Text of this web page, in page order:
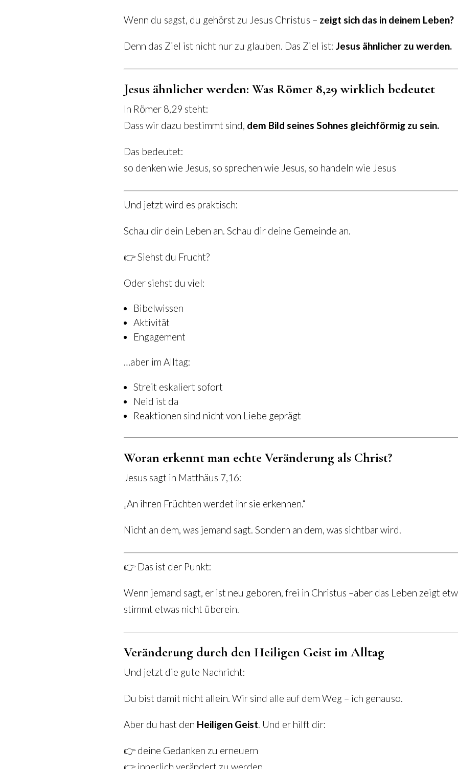
Wenn du sagst, du gehörst zu Jesus Christus – zeigt sich das in deinem Leben?
Denn das Ziel ist nicht nur zu glauben. Das Ziel ist: Jesus ähnlicher zu werden.
Jesus ähnlicher werden: Was Römer 8,29 wirklich bedeutet
In Römer 8,29 steht:
Dass wir dazu bestimmt sind, dem Bild seines Sohnes gleichförmig zu sein.
Das bedeutet:
so denken wie Jesus, so sprechen wie Jesus, so handeln wie Jesus
Und jetzt wird es praktisch:
Schau dir dein Leben an. Schau dir deine Gemeinde an.
👉 Siehst du Frucht?
Oder siehst du viel:
Bibelwissen
Aktivität
Engagement
…aber im Alltag:
Streit eskaliert sofort
Neid ist da
Reaktionen sind nicht von Liebe geprägt
Woran erkennt man echte Veränderung als Christ?
Jesus sagt in Matthäus 7,16:
„An ihren Früchten werdet ihr sie erkennen.“
Nicht an dem, was jemand sagt. Sondern an dem, was sichtbar wird.
👉 Das ist der Punkt:
Wenn jemand sagt, er ist neu geboren, frei in Christus –aber das Leben zeigt
stimmt etwas nicht überein.
Veränderung durch den Heiligen Geist im Alltag
Und jetzt die gute Nachricht:
Du bist damit nicht allein. Wir sind alle auf dem Weg – ich genauso.
Aber du hast den Heiligen Geist . Und er hilft dir:
👉 deine Gedanken zu erneuern
👉 innerlich verändert zu werden